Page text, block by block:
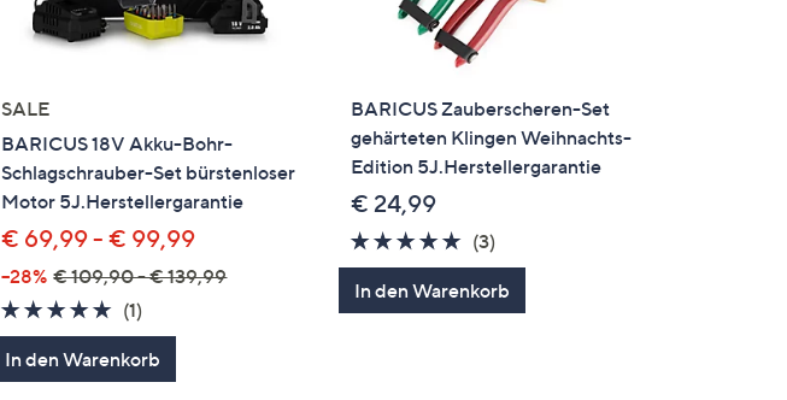
SALE
BARICUS 18V Akku-Bohr-
Schlagschrauber-Set bürstenloser
Motor 5J.Herstellergarantie
€ 69,99 - € 99,99
--28% € 109,90 - € 139,99
5.0
von
5
(1)
Bewertungen
In den Warenkorb
BARICUS Zauberscheren-Set
gehärteten Klingen Weihnachts-
Edition 5J.Herstellergarantie
€ 24,99
5.0
von
5
(3)
Bewertungen
In den Warenkorb